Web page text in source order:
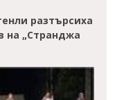
разтърсиха
на „Странджа